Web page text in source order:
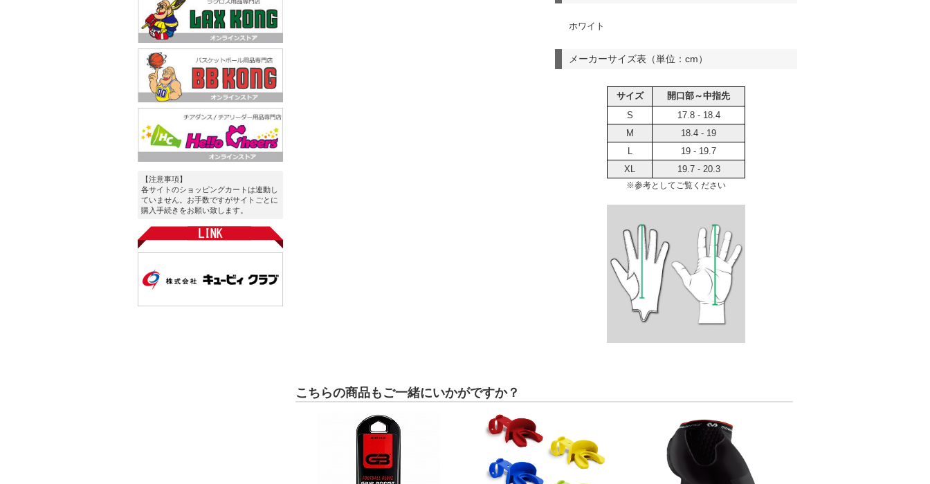
【注意事項】
各サイトのショッピングカートは連動し
ていません。お手数ですがサイトごとに
購入手続きをお願い致します。
ホワイト
メーカーサイズ表（単位：cm）
サイズ
開口部～中指先
S
17.8 - 18.4
M
18.4 - 19
L
19 - 19.7
XL
19.7 - 20.3
※参考としてご覧ください
こちらの商品もご一緒にいかがですか？